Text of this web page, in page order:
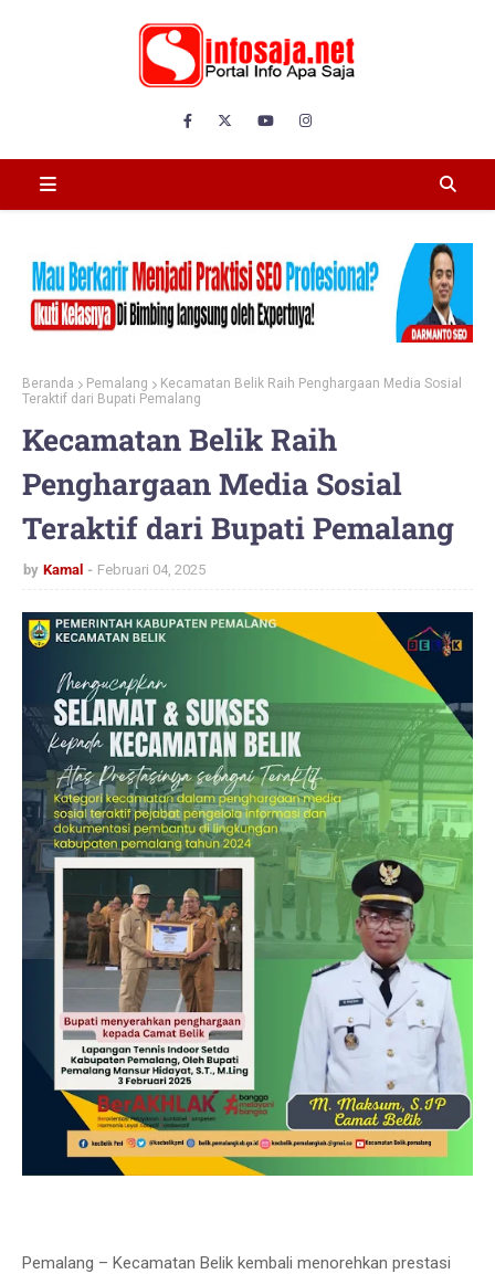
Beranda Pemalang
Kecamatan Belik Raih Penghargaan Media Sosial
Teraktif dari Bupati Pemalang
Kecamatan Belik Raih
Penghargaan Media Sosial
Teraktif dari Bupati Pemalang
by Kamal Februari 04, 2025
Pemalang – Kecamatan Belik kembali menorehkan prestasi